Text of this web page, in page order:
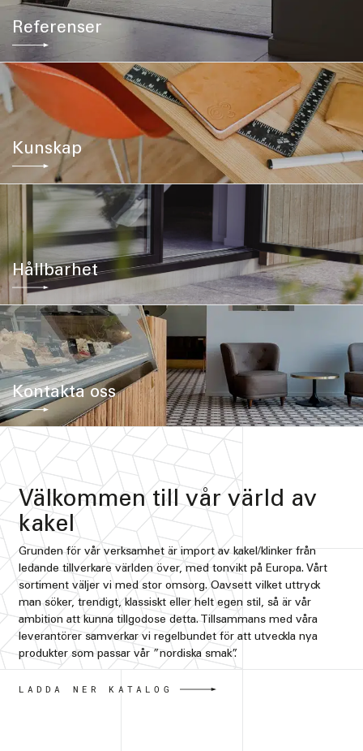
Referenser
Kunskap
Hållbarhet
Kontakta oss
Välkommen till vår värld av
kakel
Grunden för vår verksamhet är import av kakel/klinker från
ledande tillverkare världen över, med tonvikt på Europa. Vårt
sortiment väljer vi med stor omsorg. Oavsett vilket uttryck
man söker, trendigt, klassiskt eller helt egen stil, så är vår
ambition att kunna tillgodose detta. Tillsammans med våra
leverantörer samverkar vi regelbundet för att utveckla nya
produkter som passar vår ”nordiska smak”.
LADDA NER KATALOG